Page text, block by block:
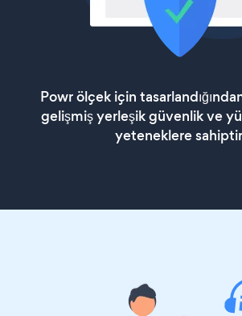
Powr ölçek için
gelişmiş yerleşik güvenlik ve
yeteneklere